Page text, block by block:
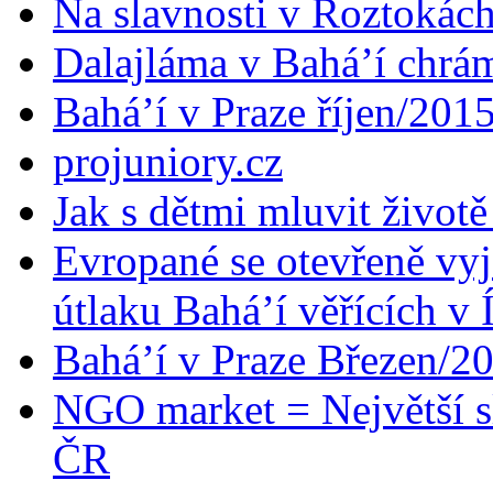
Na slavnosti v
Dalajláma v Bahá’í
Bahá’í v Praze říjen/
projuniory.cz
Jak s dětmi mluvit
Evropané se otevřeně
útlaku Bahá’í věřících v
Bahá’í v Praze Březen/
NGO market = Největší
ČR